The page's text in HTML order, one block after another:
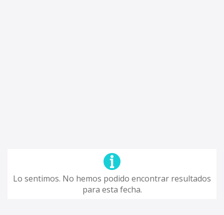
Lo sentimos. No hemos podido encontrar resultados
para esta fecha.